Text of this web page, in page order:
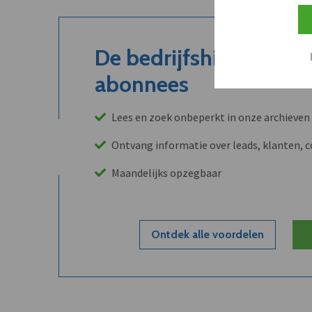
De bedrijfshistoriek is
abonnees
Lees en zoek onbeperkt in onze archieven
Ontvang informatie over leads, klanten,
Maandelijks opzegbaar
Ontdek alle voordelen